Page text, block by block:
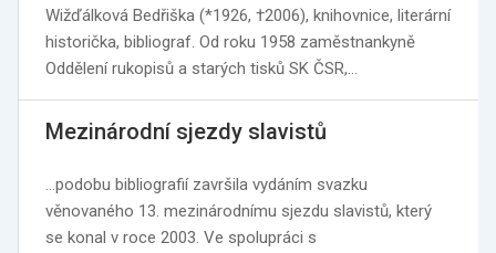
Wižďálková Bedřiška (*1926, †2006), knihovnice, literární
historička, bibliograf. Od roku 1958 zaměstnankyně
Oddělení rukopisů a starých tisků SK ČSR,…
Mezinárodní sjezdy slavistů
…podobu bibliografií završila vydáním svazku
věnovaného 13. mezinárodnímu sjezdu slavistů, který
se konal v roce 2003. Ve spolupráci s